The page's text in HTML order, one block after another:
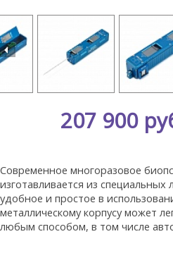
207 900
Современное многоразовое
изготавливается из специальных
удобное и простое в
металлическому корпусу может
любым способом, в том числе